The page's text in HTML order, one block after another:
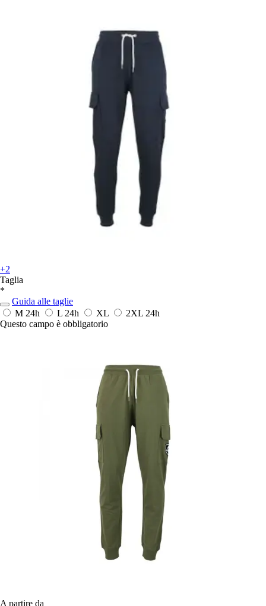
+2
Taglia
*
Guida alle taglie
M 24h L 24h XL 2XL 24h
Questo campo è obbligatorio
A partire da